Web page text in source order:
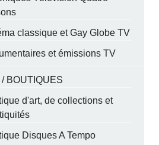
classique et Gay Globe TV
et émissions TV
BOUTIQUES
d'art, de collections et
Disques A Tempo